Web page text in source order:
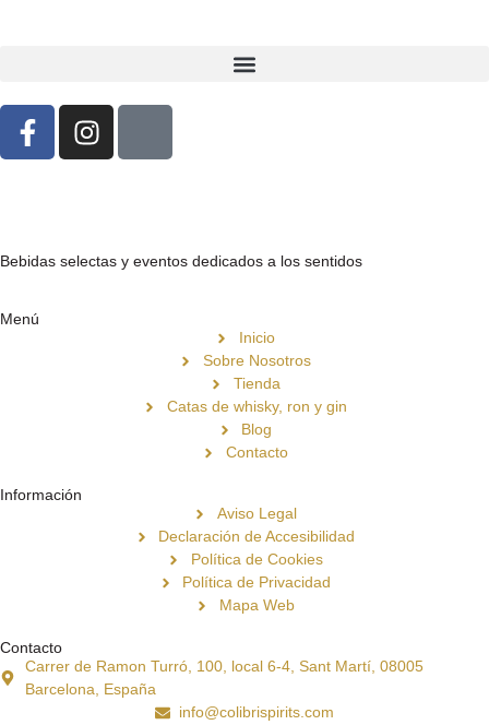
Bebidas selectas y eventos dedicados a los sentidos
Menú
Inicio
Sobre Nosotros
Tienda
Catas de whisky, ron y gin
Blog
Contacto
Información
Aviso Legal
Declaración de Accesibilidad
Política de Cookies
Política de Privacidad
Mapa Web
Contacto
Carrer de Ramon Turró, 100, local 6-4, Sant Martí, 08005
Barcelona, España
info@colibrispirits.com